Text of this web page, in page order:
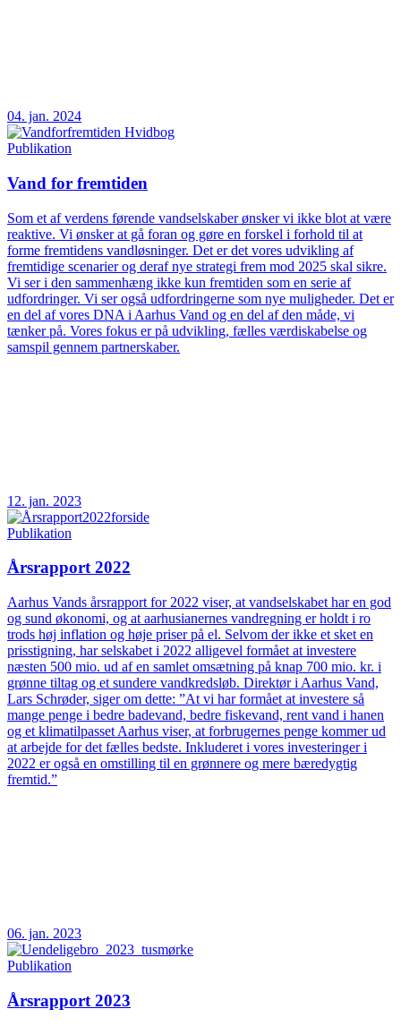
04. jan. 2024
Publikation
Vand for fremtiden
Som et af verdens førende vandselskaber ønsker vi ikke blot at være
reaktive. Vi ønsker at gå foran og gøre en forskel i forhold til at
forme fremtidens vandløsninger. Det er det vores udvikling af
fremtidige scenarier og deraf nye strategi frem mod 2025 skal sikre.
Vi ser i den sammenhæng ikke kun fremtiden som en serie af
udfordringer. Vi ser også udfordringerne som nye muligheder. Det er
en del af vores DNA i Aarhus Vand og en del af den måde, vi
tænker på. Vores fokus er på udvikling, fælles værdiskabelse og
samspil gennem partnerskaber.
12. jan. 2023
Publikation
Årsrapport 2022
Aarhus Vands årsrapport for 2022 viser, at vandselskabet har en god
og sund økonomi, og at aarhusianernes vandregning er holdt i ro
trods høj inflation og høje priser på el. Selvom der ikke et sket en
prisstigning, har selskabet i 2022 alligevel formået at investere
næsten 500 mio. ud af en samlet omsætning på knap 700 mio. kr. i
grønne tiltag og et sundere vandkredsløb. Direktør i Aarhus Vand,
Lars Schrøder, siger om dette: ”At vi har formået at investere så
mange penge i bedre badevand, bedre fiskevand, rent vand i hanen
og et klimatilpasset Aarhus viser, at forbrugernes penge kommer ud
at arbejde for det fælles bedste. Inkluderet i vores investeringer i
2022 er også en omstilling til en grønnere og mere bæredygtig
fremtid.”
06. jan. 2023
Publikation
Årsrapport 2023